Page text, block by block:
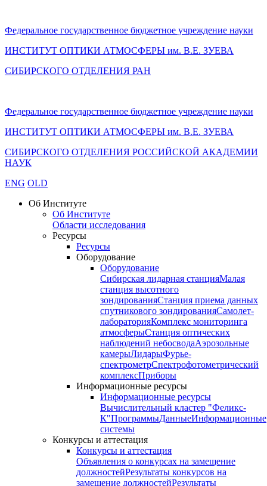
Федеральное государственное бюджетное учреждение науки
ИНСТИТУТ ОПТИКИ АТМОСФЕРЫ им. В.Е. ЗУЕВА
СИБИРСКОГО ОТДЕЛЕНИЯ РАН
Федеральное государственное бюджетное учреждение науки
ИНСТИТУТ ОПТИКИ АТМОСФЕРЫ им. В.Е. ЗУЕВА
СИБИРСКОГО ОТДЕЛЕНИЯ РОССИЙСКОЙ АКАДЕМИИ
НАУК
ENG OLD
Об Институте
Об Институте
Области исследования
Ресурсы
Ресурсы
Оборудование
Оборудование
Сибирская лидарная станцияМалая
станция высотного
зондированияСтанция приема данных
спутникового зондированияСамолет-
лабораторияКомплекс мониторинга
атмосферыСтанция оптических
наблюдений небосводаАэрозольные
камерыЛидарыФурье-
спектрометрСпектрофотометрический
комплексПриборы
Информационные ресурсы
Информационные ресурсы
Вычислительный кластер "Феликс-
К"ПрограммыДанныеИнформационные
системы
Конкурсы и аттестация
Конкурсы и аттестация
Объявления о конкурсах на замещение
должностейРезультаты конкурсов на
замещение должностейРезультаты